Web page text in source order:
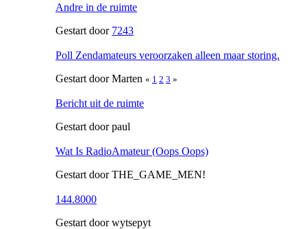
Andre in de ruimte
Gestart door 7243
Poll Zendamateurs veroorzaken alleen maar storing.
Gestart door Marten « 1 2 3 »
Bericht uit de ruimte
Gestart door paul
Wat Is RadioAmateur (Oops Oops)
Gestart door THE_GAME_MEN!
144.8000
Gestart door wytsepyt